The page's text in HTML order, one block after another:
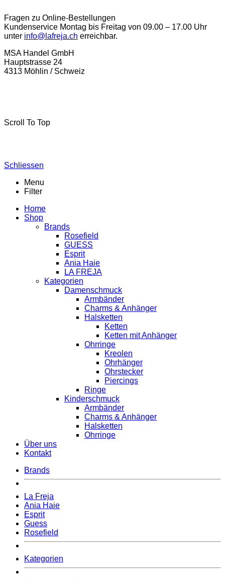
Fragen zu Online-Bestellungen
Kundenservice Montag bis Freitag von 09.00 – 17.00 Uhr
unter info@lafreja.ch erreichbar.
MSA Handel GmbH
Hauptstrasse 24
4313 Möhlin / Schweiz
Scroll To Top
Schliessen
Menu
Filter
Home
Shop
Brands
Rosefield
GUESS
Esprit
Ania Haie
LA FREJA
Kategorien
Damenschmuck
Armbänder
Charms & Anhänger
Halsketten
Ketten
Ketten mit Anhänger
Ohrringe
Kreolen
Ohrhänger
Ohrstecker
Piercings
Ringe
Kinderschmuck
Armbänder
Charms & Anhänger
Halsketten
Ohrringe
Über uns
Kontakt
Brands
La Freja
Ania Haie
Esprit
Guess
Rosefield
Kategorien